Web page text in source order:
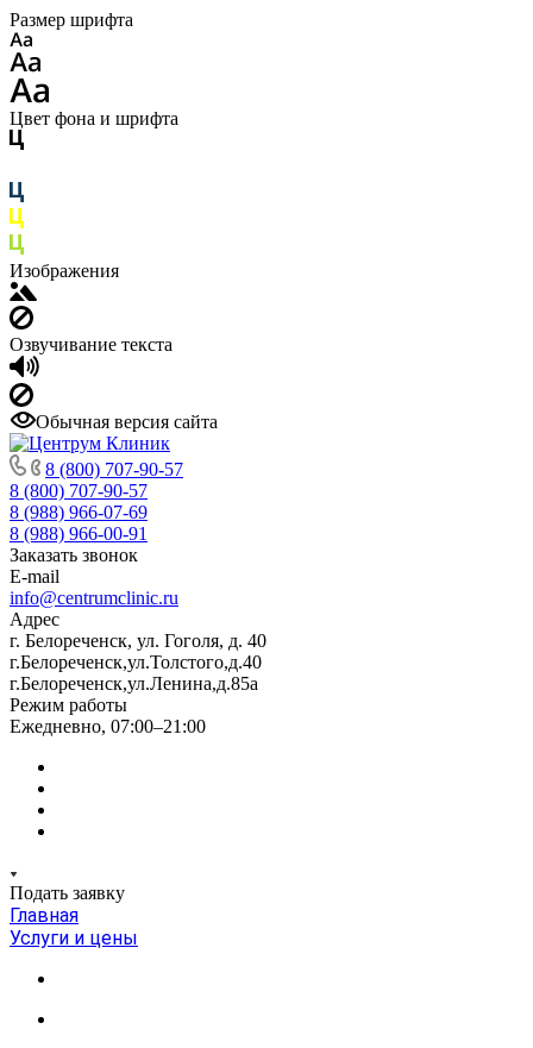
Размер шрифта
Цвет фона и шрифта
Изображения
Озвучивание текста
Обычная версия сайта
8 (800) 707-90-57
8 (800) 707-90-57
8 (988) 966-07-69
8 (988) 966-00-91
Заказать звонок
E-mail
info@centrumclinic.ru
Адрес
г. Белореченск, ул. Гоголя, д. 40
г.Белореченск,ул.Толстого,д.40
г.Белореченск,ул.Ленина,д.85а
Режим работы
Ежедневно, 07:00–21:00
Подать заявку
Главная
Услуги и цены